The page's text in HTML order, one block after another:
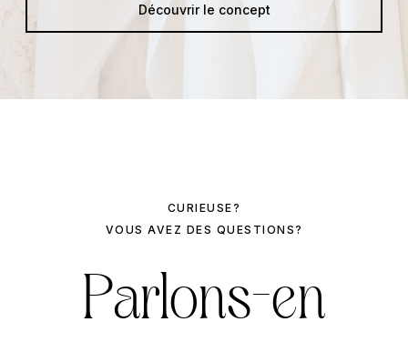
Découvrir le concept
CURIEUSE?
VOUS AVEZ DES QUESTIONS?
Parlons-en